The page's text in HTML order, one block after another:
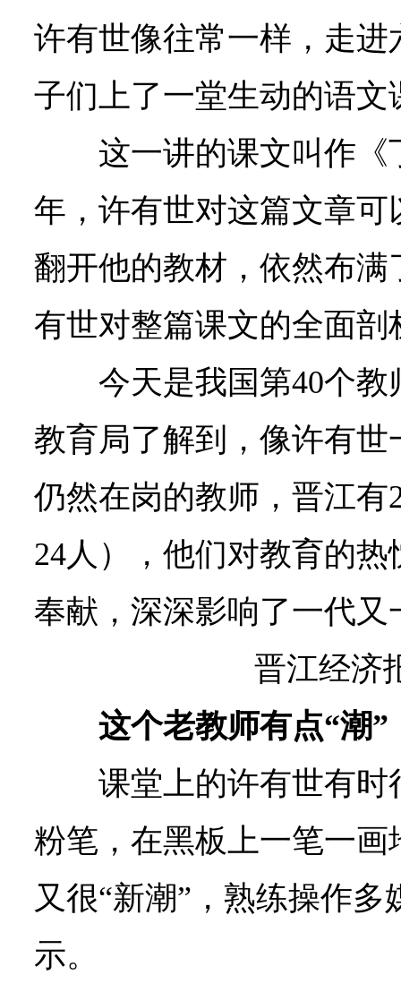
许有世像往常一样，走进
子们上了一堂生动的语文
这一讲的课文叫作《
年，许有世对这篇文章
翻开他的教材，依然布
有世对整篇课文的全面剖
今天是我国第40个
教育局了解到，像许有世
仍然在岗的教师，晋江有
24人），他们对教育的
奉献，深深影响了一代又
晋江经济
这个老教师有点“潮”
课堂上的许有世有时
粉笔，在黑板上一笔一
又很“新潮”，熟练操作
示。